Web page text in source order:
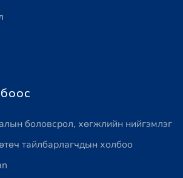
боловсрол, хөгжлийн нийгэмлэг
тайлбарлагчдын холбоо